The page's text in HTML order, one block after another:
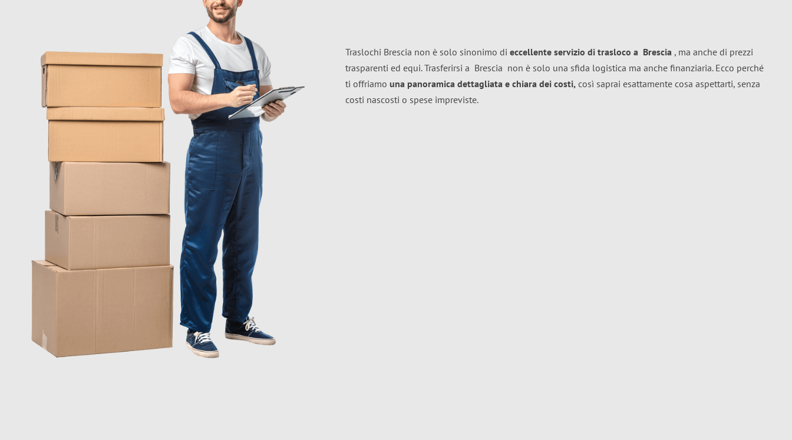
Traslochi Brescia non è solo sinonimo di eccellente servizio di trasloco a Brescia , ma anche di prezzi
trasparenti ed equi. Trasferirsi a Brescia non è solo una sfida logistica ma anche finanziaria. Ecco perché
ti offriamo una panoramica dettagliata e chiara dei costi, così saprai esattamente cosa aspettarti, senza
costi nascosti o spese impreviste.